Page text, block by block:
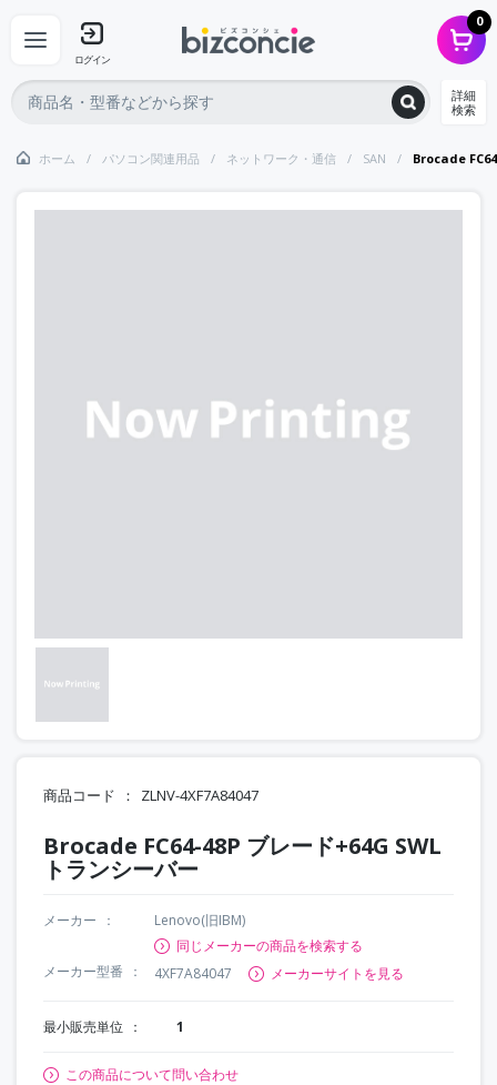
ログイン
0
詳細
検索
ホーム パソコン関連用品 ネットワーク・通信 SAN Brocade
商品コード ZLNV-4XF7A84047
Brocade FC64-48P ブレード+64G SWL
トランシーバー
メーカー
Lenovo(旧IBM)
同じメーカーの商品を検索する
メーカー型番
4XF7A84047 メーカーサイトを見る
最小販売単位 1
この商品について問い合わせ